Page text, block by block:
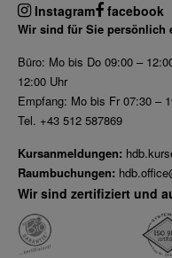
Instagram facebook
Wir sind für Sie persönlich
Büro: Mo bis Do 09:00 –
12:00 Uhr
Empfang: Mo bis Fr 07:30 –
Tel. +43 512 587869
Kursanmeldungen:
Raumbuchungen:
Wir sind zertifiziert und